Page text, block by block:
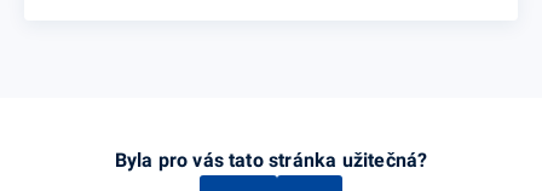
Byla pro vás tato stránka užitečná?